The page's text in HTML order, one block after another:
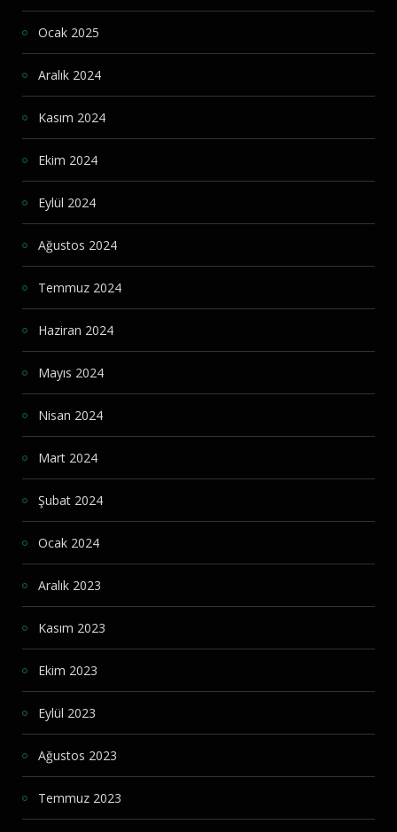
Ocak 2025
Aralık 2024
Kasım 2024
Ekim 2024
Eylül 2024
Ağustos 2024
Temmuz 2024
Haziran 2024
Mayıs 2024
Nisan 2024
Mart 2024
Şubat 2024
Ocak 2024
Aralık 2023
Kasım 2023
Ekim 2023
Eylül 2023
Ağustos 2023
Temmuz 2023